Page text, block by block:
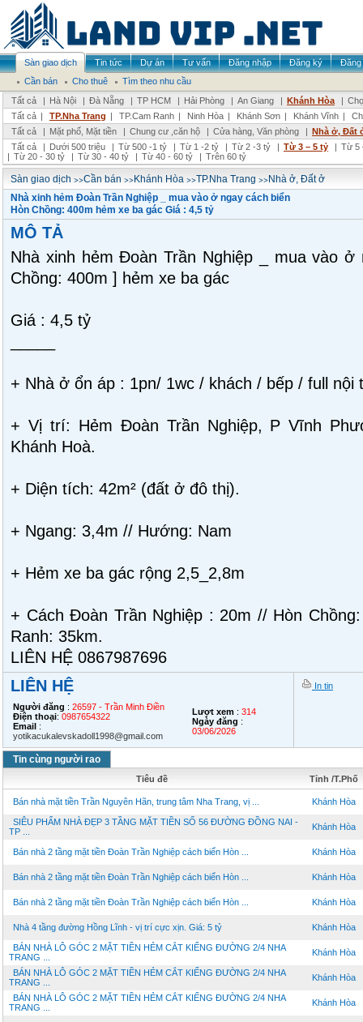
Sàn giao dịch Tin tức Dự án Tư vấn Đăng nhập Đăng ký
Đăng
Cần bán
Cho thuê
Tìm theo nhu cầu
Tất cả
| Hà Nội | Đà Nẵng | TP HCM | Hải Phòng | An Giang | Khánh Hòa |
Tất cả | TP.Nha Trang | TP.Cam Ranh | Ninh Hòa | Khánh Sơn | Khánh Vĩnh |
Tất cả
| Mặt phố, Mặt tiền | Chung cư ,căn hộ | Cửa hàng, Văn phòng | Nhà ở, Đất
Tất cả
| Dưới 500 triệu | Từ 500 -1 tỷ | Từ 1 -2 tỷ | Từ 2 -3 tỷ | Từ 3 – 5 tỷ | Từ 5
| Từ 20 - 30 tỷ | Từ 30 - 40 tỷ | Từ 40 - 60 tỷ | Trên 60 tỷ
Sàn giao dịch >>Cần bán >>Khánh Hòa >>TP.Nha Trang >>Nhà ở, Đất ở
Nhà xinh hẻm Đoàn Trần Nghiệp _ mua vào ở ngay cách biển
Hòn Chồng: 400m hẻm xe ba gác Giá : 4,5 tỷ
MÔ TẢ
Nhà xinh hẻm Đoàn Trần Nghiệp _ mua vào
Chồng: 400m ] hẻm xe ba gác
Giá : 4,5 tỷ
+ Nhà ở ổn áp : 1pn/ 1wc / khách / bếp / full nội
+ Vị trí: Hẻm Đoàn Trần Nghiệp, P Vĩnh
Khánh Hoà.
+ Diện tích: 42m² (đất ở đô thị).
+ Ngang: 3,4m // Hướng: Nam
+ Hẻm xe ba gác rộng 2,5_2,8m
+ Cách Đoàn Trần Nghiệp : 20m // Hòn
Ranh: 35km.
LIÊN HỆ 0867987696
LIÊN HỆ
Người đăng : 26597 - Trần Minh Điền
Điện thoại: 0987654322
Email :
yotikacukalevskadoll1998@gmail.com
Lượt xem : 314
Ngày đăng :
03/06/2026
In tin
Tin cùng người rao
Tiêu đề Tỉnh /T.Phố
Bán nhà mặt tiền Trần Nguyên Hãn, trung tâm Nha Trang, vị ... Khánh Hòa
SIÊU PHẨM NHÀ ĐẸP 3 TẦNG MẶT TIỀN SỐ 56 ĐƯỜNG ĐỒNG NAI -
TP ...
Khánh Hòa
Bán nhà 2 tầng mặt tiền Đoàn Trần Nghiệp cách biển Hòn ... Khánh Hòa
Bán nhà 2 tầng mặt tiền Đoàn Trần Nghiệp cách biển Hòn ... Khánh Hòa
Bán nhà 2 tầng mặt tiền Đoàn Trần Nghiệp cách biển Hòn ... Khánh Hòa
Nhà 4 tầng đường Hồng Lĩnh - vị trí cực xịn. Giá: 5 tỷ Khánh Hòa
BÁN NHÀ LÔ GÓC 2 MẶT TIỀN HẺM CẮT KIẾNG ĐƯỜNG 2/4 NHA
TRANG ...
Khánh Hòa
BÁN NHÀ LÔ GÓC 2 MẶT TIỀN HẺM CẮT KIẾNG ĐƯỜNG 2/4 NHA
TRANG ...
Khánh Hòa
BÁN NHÀ LÔ GÓC 2 MẶT TIỀN HẺM CẮT KIẾNG ĐƯỜNG 2/4 NHA
TRANG ...
Khánh Hòa